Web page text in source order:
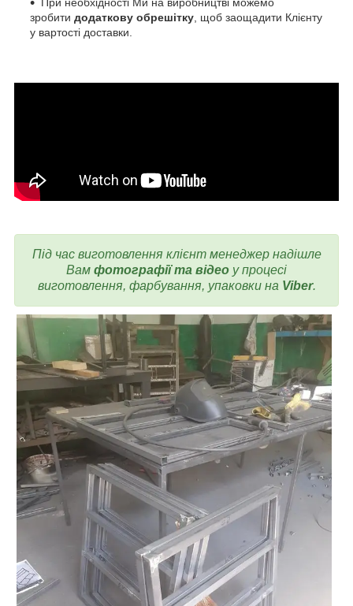
При необхідності Ми на виробництві можемо
зробити додаткову обрешітку, щоб заощадити Клієнту
у вартості доставки.
Під час виготовлення клієнт менеджер надішле
Вам фотографії та відео у процесі
виготовлення, фарбування, упаковки на Viber.